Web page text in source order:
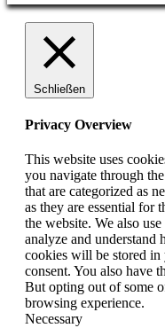
Schließen
Privacy Overview
This website uses
you navigate through
that are categorized as
as they are essential for
the website. We also
analyze and understand
cookies will be stored
consent. You also have
But opting out of some
browsing experience.
Necessary